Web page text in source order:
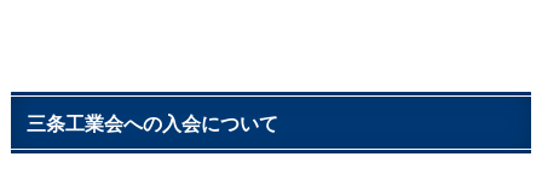
三条工業会への入会について